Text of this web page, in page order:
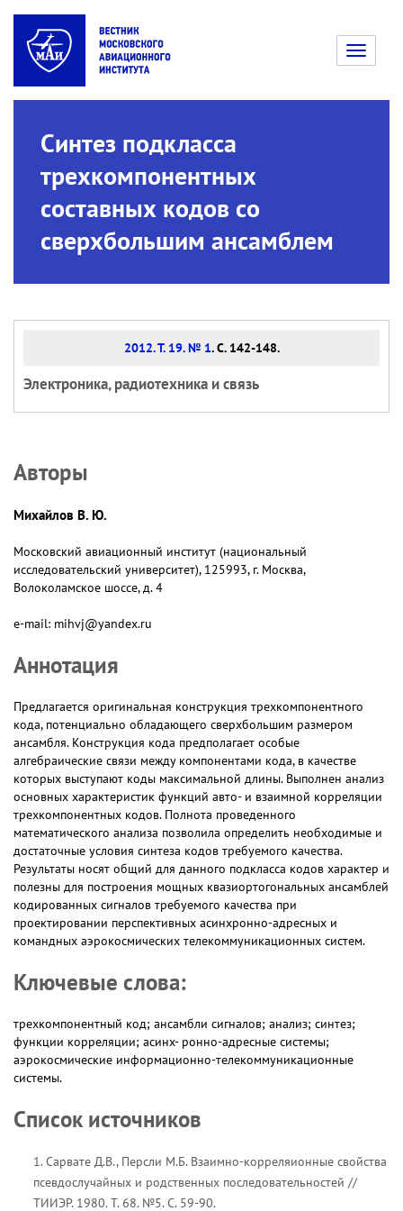
Toggle
Синтез подкласса
трехкомпонентных
составных кодов со
сверхбольшим ансамблем
2012. Т. 19. № 1. С. 142-148.
Электроника, радиотехника и связь
Авторы
Михайлов В. Ю.
Московский авиационный институт (национальный
исследовательский университет), 125993, г. Москва,
Волоколамское шоссе, д. 4
e-mail: mihvj@yandex.ru
Аннотация
Предлагается оригинальная конструкция трехкомпонентного
кода, потенциально обладающего сверхбольшим размером
ансамбля. Конструкция кода предполагает особые
алгебраические связи между компонентами кода, в качестве
которых выступают коды максимальной длины. Выполнен анализ
основных характеристик функций авто- и взаимной корреляции
трехкомпонентных кодов. Полнота проведенного
математического анализа позволила определить необходимые и
достаточные условия синтеза кодов требуемого качества.
Результаты носят общий для данного подкласса кодов характер и
полезны для построения мощных квазиортогональных ансамблей
кодированных сигналов требуемого качества при
проектировании перспективных асинхронно-адресных и
командных аэрокосмических телекоммуникационных систем.
Ключевые слова:
трехкомпонентный код; ансамбли сигналов; анализ; синтез;
функции корреляции; асинх- ронно-адресные системы;
аэрокосмические информационно-телекоммуникационные
системы.
Список источников
1. Сарвате Д.В., Персли М.Б. Взаимно-корреляионные свойства
псевдослучайных и родственных последовательностей //
ТИИЭР. 1980. Т. 68. №5. С. 59-90.